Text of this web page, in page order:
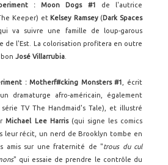
: Moon Dogs #1
de l'autrice
Keeper) et Kelsey Ramsey (Dark Spaces
va suivre une famille de loup-garous
de l'Est. La colorisation profitera en outre
bonJosé Villarrubia
: Motherf#cking Monsters #1
, écrit
dramaturge afro-américain, également
TV The Handmaid's Tale), et illustré
Michael Lee Harris (qui signe les comics
leur récit, un nerd de Brooklyn tombe en
amis sur une fraternité de "trous du cul
" qui essaie de prendre le contrôle du